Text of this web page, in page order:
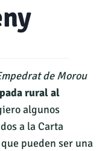
de Morou
rural al
algunos
a la Carta
pueden ser una